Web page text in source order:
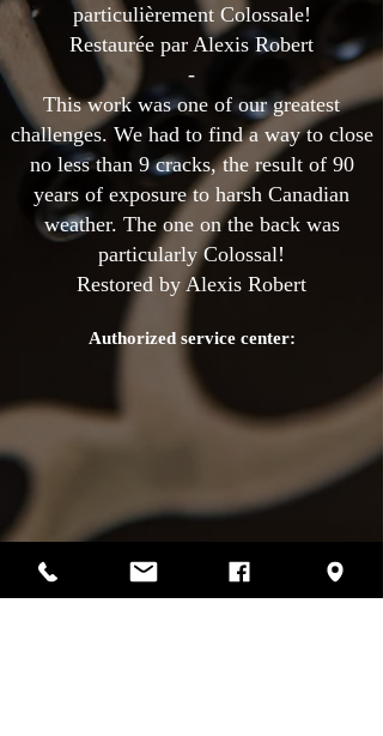
particulièrement Colossale!
Restaurée par Alexis Robert
-
This work was one of our greatest
challenges. We had to find a way to close
no less than 9 cracks, the result of 90
years of exposure to harsh Canadian
weather. The one on the back was
particularly Colossal!
Restored by Alexis Robert
Authorized service center:
Photos by Sharif Mirshak